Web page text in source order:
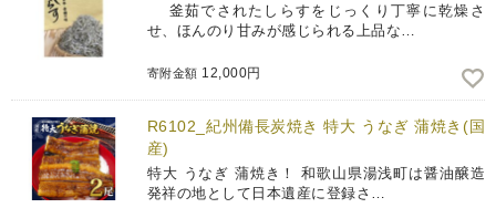
釜茹でされたしらすをじっくり丁寧に乾燥さ
せ、ほんのり甘みが感じられる上品な…
寄附金額 12,000円
R6102_紀州備長炭焼き 特大 うなぎ 蒲焼き(国
産)
特大 うなぎ 蒲焼き！ 和歌山県湯浅町は醤油醸造
発祥の地として日本遺産に登録さ…